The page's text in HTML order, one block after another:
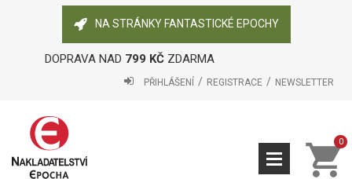
NA STRÁNKY FANTASTICKÉ EPOCHY
DOPRAVA NAD 799 KČZDARMA
PŘIHLÁŠENÍ REGISTRACE NEWSLETTER
0